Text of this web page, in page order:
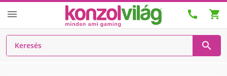
  
